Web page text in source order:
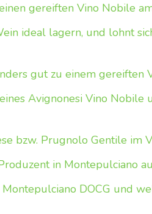
gereiften Vino Nobile
ideal lagern, und lohnt
gut zu einem gereiften
Avignonesi Vino
bzw. Prugnolo Gentile im
in Montepulciano
DOCG und